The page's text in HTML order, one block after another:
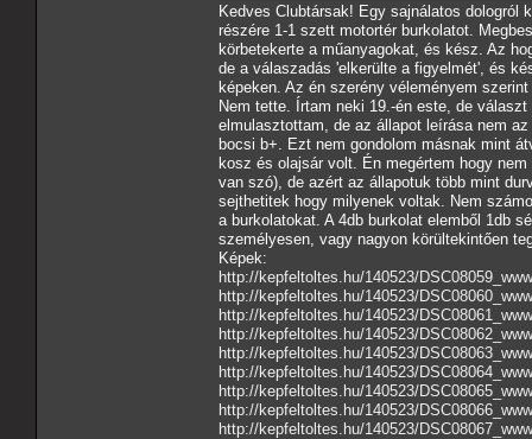
Kedves Clubtársak! Egy sajnálatos
részére 1-1 szett motortér burkolatot.
körbetekerte a műanyagokat, és kész. Az
de a válaszadás 'elkerülte a figyelmét', és
képeken. Az én szerény véleményem
Nem tette. Írtam neki 19.-én este, de
elmulasztottam, de az állapot leírása nem
bocsi b+. Ezt nem gondolom másnak mint
kosz és olajsár volt. Én megértem hogy
van szó), de azért az állapotuk több mint
sejthetitek hogy milyenek voltak. Nem
a burkolatokat. A 4db burkolat elemből 1db
személyesen, vagy nagyon körültekintően
Képek:
http://kepfeltoltes.hu/140523/
http://kepfeltoltes.hu/140523/
http://kepfeltoltes.hu/140523/
http://kepfeltoltes.hu/140523/
http://kepfeltoltes.hu/140523/
http://kepfeltoltes.hu/140523/
http://kepfeltoltes.hu/140523/
http://kepfeltoltes.hu/140523/
http://kepfeltoltes.hu/140523/